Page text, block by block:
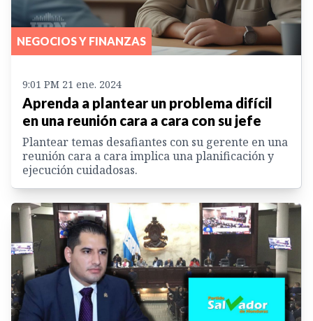
NEGOCIOS Y FINANZAS
9:01 PM 21 ene. 2024
Aprenda a plantear un problema difícil
en una reunión cara a cara con su jefe
Plantear temas desafiantes con su gerente en una
reunión cara a cara implica una planificación y
ejecución cuidadosas.